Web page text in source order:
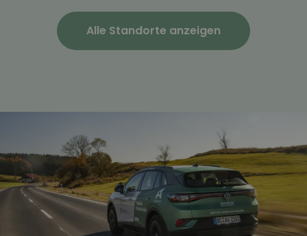
Alle Standorte anzeigen